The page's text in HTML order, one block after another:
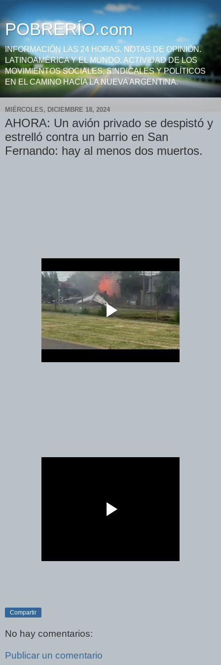
POBRERÍO.com
INFORMACIÓN LAS 24 HORAS. NOTAS DE OPINIÓN.
LATINOAMÉRICA Y EL MUNDO. ACTIVIDAD DE LOS
MOVIMIENTOS SOCIALES, SINDICALES Y POLÍTICOS
EN EL CAMINO HACIA LA NUEVA ARGENTINA.
MIÉRCOLES, DICIEMBRE 18, 2024
AHORA: Un avión privado se despistó y
estrelló contra un barrio en San
Fernando: hay al menos dos muertos.
Compartir
No hay comentarios:
Publicar un comentario